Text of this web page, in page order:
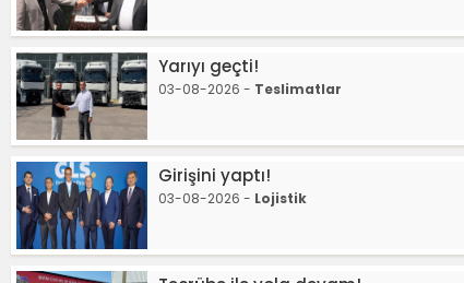
Yarıyı geçti!
03-08-2026 - Teslimatlar
Girişini yaptı!
03-08-2026 - Lojistik